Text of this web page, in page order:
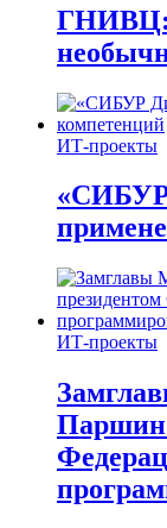
ГНИВЦ:
ИТ-проекты
«СИБУР
ИТ-проекты
Паршин